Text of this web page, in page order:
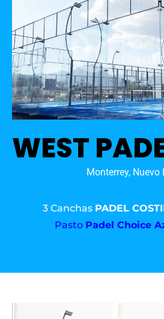
WEST
Monterrey, Nuevo
3 Canchas PADEL
Pasto Padel Choice